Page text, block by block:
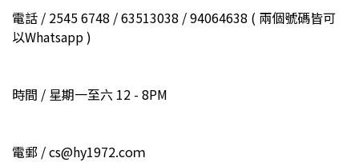
電話 / 2545 6748 / 63513038 / 94064638 ( 兩個號碼皆可
以Whatsapp )
時間 / 星期一至六 12 - 8PM
電郵 / cs@hy1972.coｍ